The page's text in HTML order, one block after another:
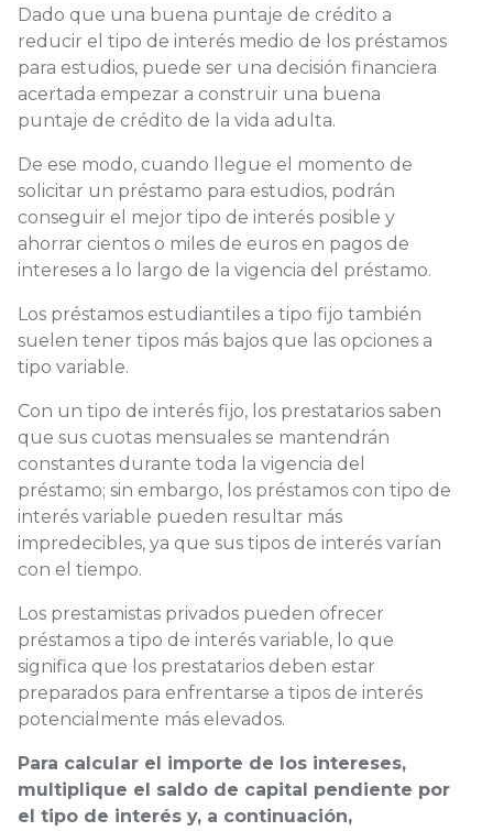
Dado que una buena puntaje de crédito a
reducir el tipo de interés medio de los préstamos
para estudios, puede ser una decisión financiera
acertada empezar a construir una buena
puntaje de crédito de la vida adulta.
De ese modo, cuando llegue el momento de
solicitar un préstamo para estudios, podrán
conseguir el mejor tipo de interés posible y
ahorrar cientos o miles de euros en pagos de
intereses a lo largo de la vigencia del préstamo.
Los préstamos estudiantiles a tipo fijo también
suelen tener tipos más bajos que las opciones a
tipo variable.
Con un tipo de interés fijo, los prestatarios saben
que sus cuotas mensuales se mantendrán
constantes durante toda la vigencia del
préstamo; sin embargo, los préstamos con tipo de
interés variable pueden resultar más
impredecibles, ya que sus tipos de interés varían
con el tiempo.
Los prestamistas privados pueden ofrecer
préstamos a tipo de interés variable, lo que
significa que los prestatarios deben estar
preparados para enfrentarse a tipos de interés
potencialmente más elevados.
Para calcular el importe de los intereses,
multiplique el saldo de capital pendiente por
el tipo de interés y, a continuación,